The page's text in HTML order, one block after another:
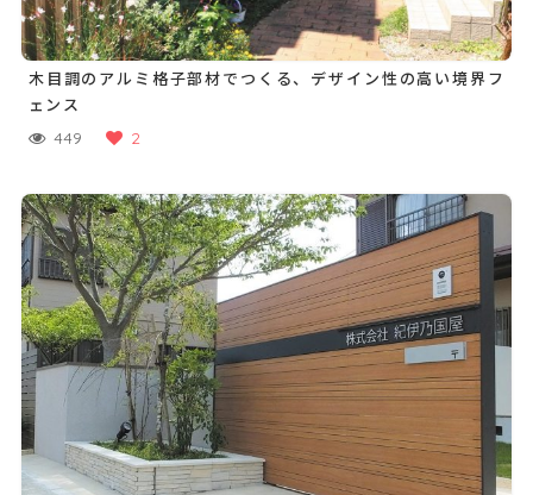
木目調のアルミ格子部材でつくる、デザイン性の高い境界フ
ェンス
449 2